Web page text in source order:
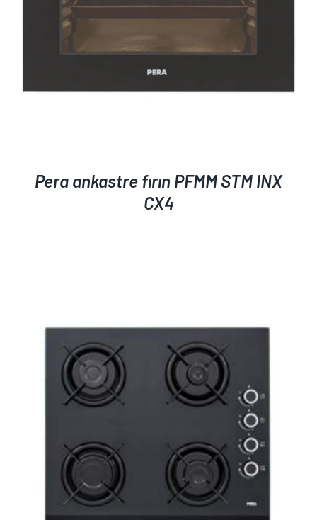
Pera ankastre fırın PFMM STM INX
CX4